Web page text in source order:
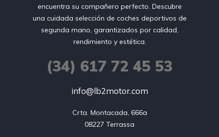
encuentra su compañero perfecto. Descubre
una cuidada selección de coches deportivos de
segunda mano, garantizados por calidad,
rendimiento y estética.
(34) 617 72 45 53
info@lb2motor.com
Crta. Montacada, 666a
08227 Terrassa